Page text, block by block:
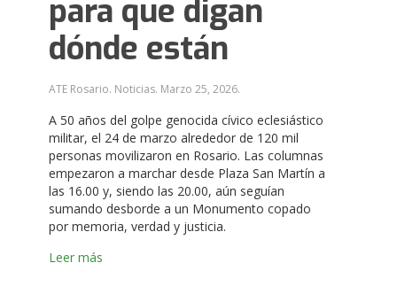
para que digan
dónde están
ATE Rosario. Noticias. Marzo 25, 2026.
A 50 años del golpe genocida cívico eclesiástico
militar, el 24 de marzo alrededor de 120 mil
personas movilizaron en Rosario. Las columnas
empezaron a marchar desde Plaza San Martín a
las 16.00 y, siendo las 20.00, aún seguían
sumando desborde a un Monumento copado
por memoria, verdad y justicia.
Leer más